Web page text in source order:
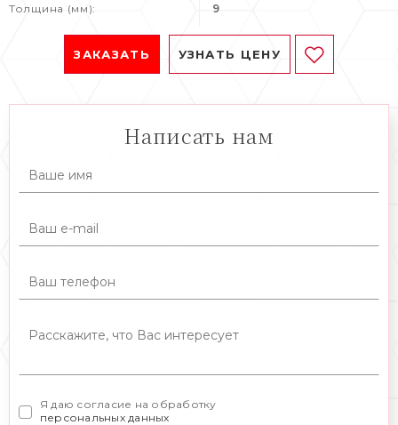
Толщина (мм): 9
ЗАКАЗАТЬ УЗНАТЬ ЦЕНУ
Написать нам
Я даю согласие на обработку
персональных данных